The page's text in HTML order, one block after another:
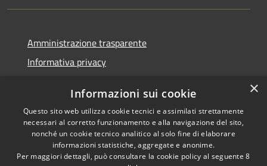
Amministrazione trasparente
Informativa privacy
Dichiarazione di accessibilità
RSS Copyright © 2026 • Comune di
×
Informazioni sui cookie
Questo sito web utilizza cookie tecnici e assimilati strettamente
necessari al corretto funzionamento e alla navigazione del sito,
nonché un cookie tecnico analitico al solo fine di elaborare
informazioni statistiche, aggregate e anonime.
Per maggiori dettagli, può consultare la cookie policy al seguente8